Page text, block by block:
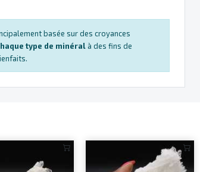
basée sur des croyances
type de minéralà des fins de